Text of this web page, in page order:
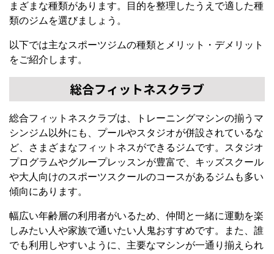
まざまな種類があります。目的を整理したうえで適した種
類のジムを選びましょう。
以下では主なスポーツジムの種類とメリット・デメリット
をご紹介します。
総合フィットネスクラブ
総合フィットネスクラブは、トレーニングマシンの揃うマ
シンジム以外にも、プールやスタジオが併設されているな
ど、さまざまなフィットネスができるジムです。スタジオ
プログラムやグループレッスンが豊富で、キッズスクール
や大人向けのスポーツスクールのコースがあるジムも多い
傾向にあります。
幅広い年齢層の利用者がいるため、仲間と一緒に運動を楽
しみたい人や家族で通いたい人鬼おすすめです。また、誰
でも利用しやすいように、主要なマシンが一通り揃えられ